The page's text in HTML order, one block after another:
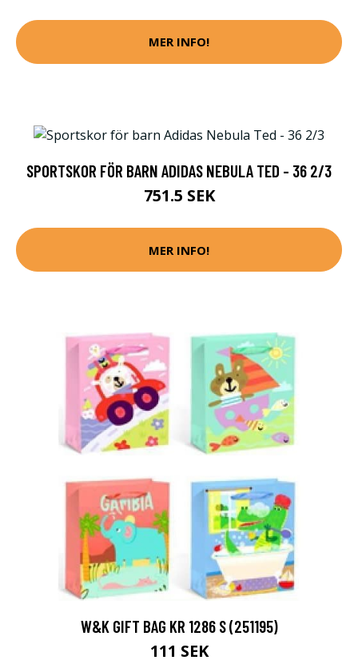
MER INFO!
SPORTSKOR FÖR BARN ADIDAS NEBULA TED - 36 2/3
751.5 SEK
MER INFO!
W&K GIFT BAG KR 1286 S (251195)
111 SEK